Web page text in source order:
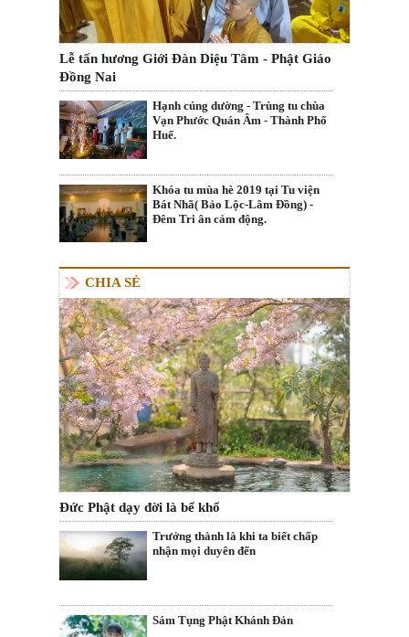
Lễ tấn hương Giới Đàn Diệu Tâm - Phật Giáo
Đồng Nai
Hạnh cúng dường - Trùng tu chùa
Vạn Phước Quán Âm - Thành Phố
Huế.
Khóa tu mùa hè 2019 tại Tu viện
Bát Nhã( Bảo Lộc-Lâm Đồng) -
Đêm Tri ân cảm động.
CHIA SẺ
Đức Phật dạy đời là bể khổ
Trưởng thành là khi ta biết chấp
nhận mọi duyên đến
Sám Tụng Phật Khánh Đản